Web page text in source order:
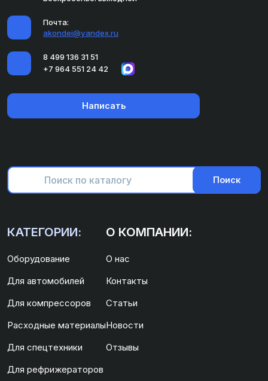
Почта:
akondei@yandex.ru
8 499 136 31 51
+7 964 551 24 42
Написать
Поиск
КАТЕГОРИИ:
Оборудование
Для автомобилей
Для компрессоров
Расходные материалы
Для спецтехники
Для рефрижераторов
О КОМПАНИИ:
О нас
Контакты
Статьи
Новости
Отзывы